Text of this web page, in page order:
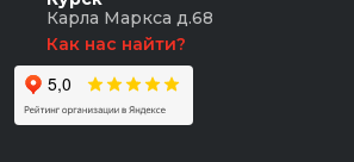
Карла Маркса д.68
Как нас найти?